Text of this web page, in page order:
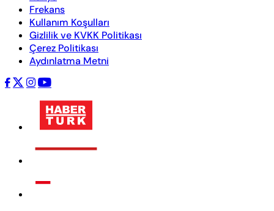
Frekans
Kullanım Koşulları
Gizlilik ve KVKK Politikası
Çerez Politikası
Aydınlatma Metni